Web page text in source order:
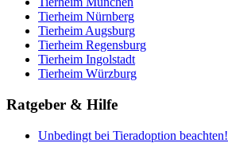
Tierheim Nürnberg
Tierheim Augsburg
Tierheim Regensburg
Tierheim Ingolstadt
Tierheim Würzburg
Ratgeber & Hilfe
Unbedingt bei Tieradoption beachten!